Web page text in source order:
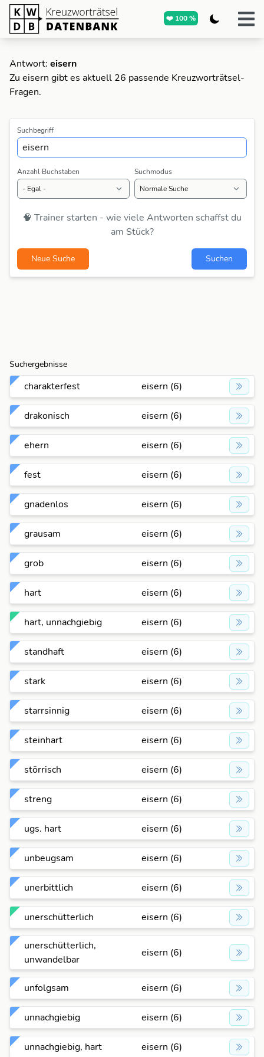
❤️ 100 %
Antwort: eisern
Zu eisern gibt es aktuell 26 passende Kreuzworträtsel-
Fragen.
Suchbegriff
Anzahl Buchstaben Suchmodus
🧠 Trainer starten - wie viele Antworten schaffst du
am Stück?
Neue Suche Suchen
Suchergebnisse
charakterfest eisern (6)
drakonisch eisern (6)
ehern eisern (6)
fest eisern (6)
gnadenlos eisern (6)
grausam eisern (6)
grob eisern (6)
hart eisern (6)
hart, unnachgiebig eisern (6)
standhaft eisern (6)
stark eisern (6)
starrsinnig eisern (6)
steinhart eisern (6)
störrisch eisern (6)
streng eisern (6)
ugs. hart eisern (6)
unbeugsam eisern (6)
unerbittlich eisern (6)
unerschütterlich eisern (6)
unerschütterlich,
unwandelbar
eisern (6)
unfolgsam eisern (6)
unnachgiebig eisern (6)
unnachgiebig, hart eisern (6)